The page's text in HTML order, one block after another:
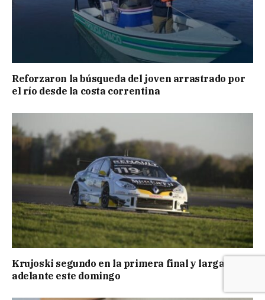
Reforzaron la búsqueda del joven arrastrado por
el río desde la costa correntina
Krujoski segundo en la primera final y larga bien
adelante este domingo